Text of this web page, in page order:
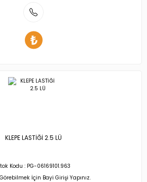
KLEPE LASTİĞİ 2.5 LÜ
Kodu : PG-06169101.963
İçin Bayi Girişi Yapınız.